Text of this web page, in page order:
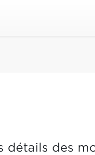
détails des